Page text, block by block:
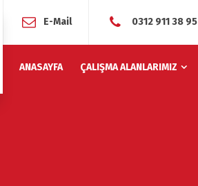
E-Mail 0312 911 38 95
ANASAYFA ÇALIŞMA ALANLARIMIZ